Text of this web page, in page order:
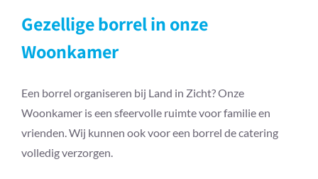
Gezellige borrel in onze
Woonkamer
Een borrel organiseren bij Land in Zicht? Onze
Woonkamer is een sfeervolle ruimte voor familie en
vrienden. Wij kunnen ook voor een borrel de catering
volledig verzorgen.